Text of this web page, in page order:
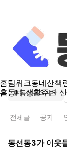
홈팀워크동네산책
홈동네 생활주변
동선동3가
전체글 공지
동선동3가이웃